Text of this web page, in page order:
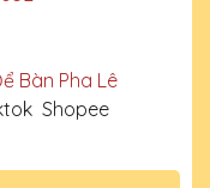
Bàn Pha Lê
Shopee